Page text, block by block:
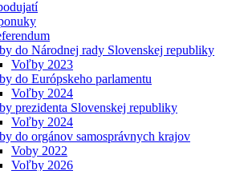
do Národnej rady Slovenskej republiky
Voľby 2023
do Európskeho parlamentu
Voľby 2024
prezidenta Slovenskej republiky
Voľby 2024
do orgánov samosprávnych krajov
Voby 2022
Voľby 2026